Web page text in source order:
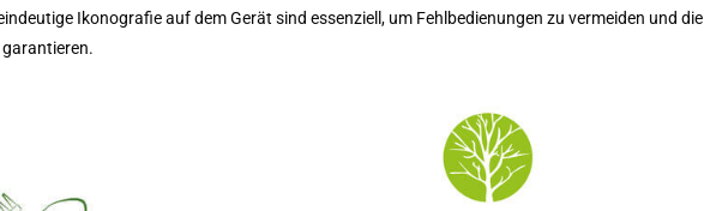
Ikonografie auf dem Gerät sind essenziell, um Fehlbedienungen zu vermeiden und die